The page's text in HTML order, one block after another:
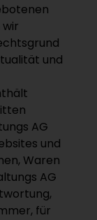
und
AG
und
Waren
AG
für